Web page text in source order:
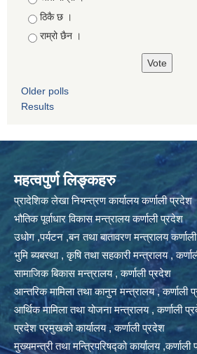
ठिकै छ ।
राम्रो छैन ।
Older polls
Results
महत्वपुर्ण लिङ्कहरु
प्रादेशिक लेखा नियन्त्रण कार्यालय कर्णाली प्रदेश
भौतिक पूर्वाधार विकास मन्त्रालय कर्णाली प्रदेश
उधोग ,पर्यटन ,बन तथा बातावरण मन्त्रालय
भुमि ब्यबस्था , कृषि तथा सहकारी मन्त्रालय ,
सामाजिक बिकास मन्त्रालय , कर्णाली प्रदेश
आन्तरिक मामिला तथा कानुन मन्त्रालय , कर्णाली
आर्थिक मामिला तथा योजना मन्त्रालय , कर्णाली
प्रदेश प्रमुखको कार्यालय , कर्णाली प्रदेश
मुख्यमन्त्री तथा मन्त्रिपरिषद्को कार्यालय